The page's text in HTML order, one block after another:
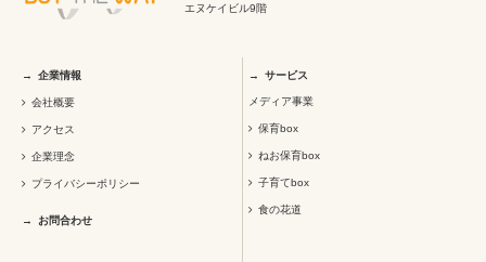
エヌケイビル9階
企業情報
会社概要
アクセス
企業理念
プライバシーポリシー
お問合わせ
サービス
メディア事業
保育box
ねお保育box
子育てbox
食の花道